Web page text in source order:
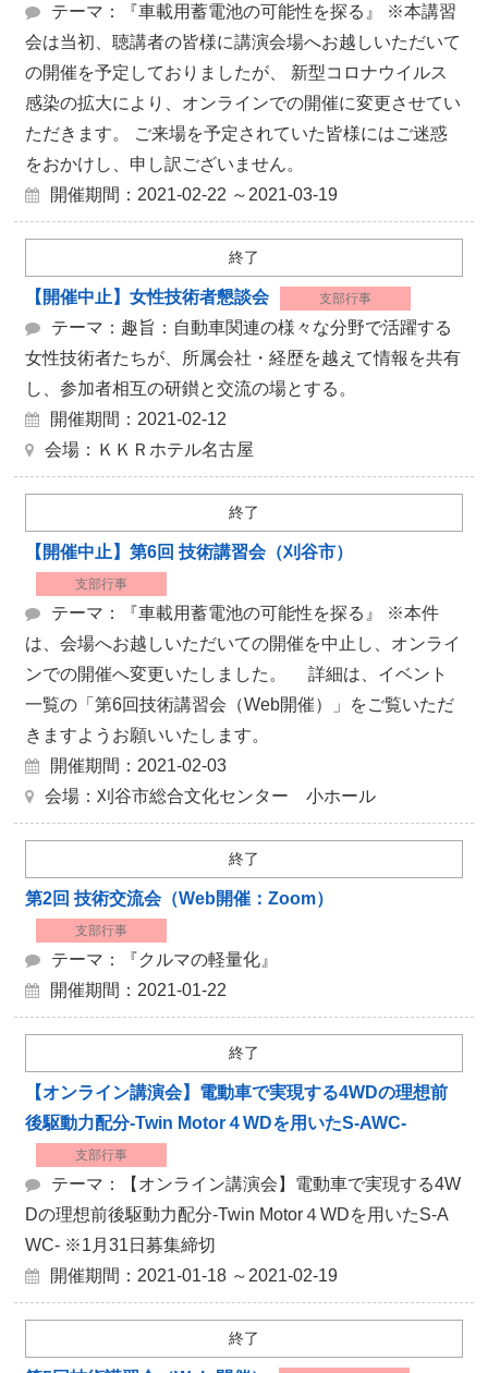
テーマ：『車載用蓄電池の可能性を探る』 ※本講習
会は当初、聴講者の皆様に講演会場へお越しいただいて
の開催を予定しておりましたが、 新型コロナウイルス
感染の拡大により、オンラインでの開催に変更させてい
ただきます。 ご来場を予定されていた皆様にはご迷惑
をおかけし、申し訳ございません。
開催期間：2021-02-22 ～2021-03-19
終了
【開催中止】女性技術者懇談会 支部行事
テーマ：趣旨：自動車関連の様々な分野で活躍する
女性技術者たちが、所属会社・経歴を越えて情報を共有
し、参加者相互の研鑚と交流の場とする。
開催期間：2021-02-12
会場：ＫＫＲホテル名古屋
終了
【開催中止】第6回 技術講習会（刈谷市）
支部行事
テーマ：『車載用蓄電池の可能性を探る』 ※本件
は、会場へお越しいただいての開催を中止し、オンライ
ンでの開催へ変更いたしました。 詳細は、イベント
一覧の「第6回技術講習会（Web開催）」をご覧いただ
きますようお願いいたします。
開催期間：2021-02-03
会場：刈谷市総合文化センター 小ホール
終了
第2回 技術交流会（Web開催：Zoom）
支部行事
テーマ：『クルマの軽量化』
開催期間：2021-01-22
終了
【オンライン講演会】電動車で実現する4WDの理想前
後駆動力配分-Twin Motor４WDを用いたS-AWC-
支部行事
テーマ：【オンライン講演会】電動車で実現する4W
Dの理想前後駆動力配分-Twin Motor４WDを用いたS-A
WC- ※1月31日募集締切
開催期間：2021-01-18 ～2021-02-19
終了